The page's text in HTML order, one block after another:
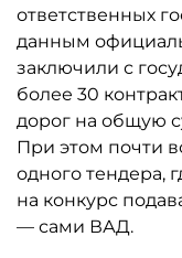
ответственных
данным
заключили с
более 30
дорог на общую
При этом почти
одного тендера,
на конкурс
— сами ВАД.